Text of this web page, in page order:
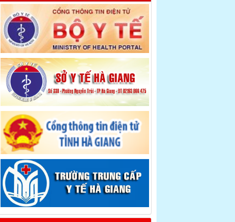
Gặp mặt kỷ niệm 67 năm ngày thầy thuốc Việt
Nam
Chân dung cuộc sống: Lợi ích của thông tuyến
bảo hiểm y tế
Khám phá Hà Giang
Y tế huyện Mèo Vạc
Mèo Vạc - Chung tay đẩy lùi dịch bệnh COVID-
19
Mèo Vạc quan tâm công tác chăm sóc sức
khỏe cho nhân dân - Ngày 26/02/2021
Bộ Y tế hướng dẫn điều trị F0, F1 cách ly tại
nhà
Bác sĩ Tạ Tiến Mạnh Tấm gương sáng tại Bệnh
viện đa khoa huyện Mèo Vạc
Nhớ Hà Giang
Cô gái Phạm Thị Chinh có tiếp xúc gần với hai
du khách đi trên chuyến bay VN0054 có ca nhiễm
Covid-19 thứ mới 17 có kết quả âm tính với Covid-